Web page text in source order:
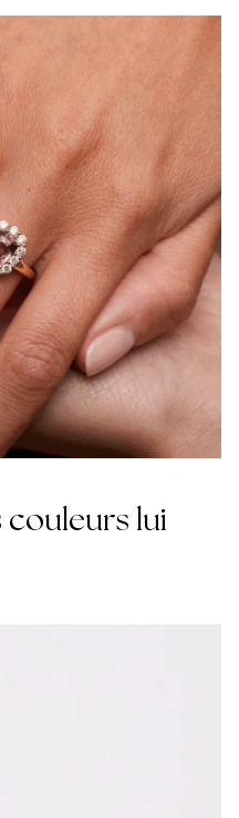
couleurs lui